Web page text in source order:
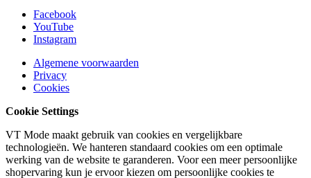
Facebook
YouTube
Instagram
Algemene voorwaarden
Privacy
Cookies
Cookie Settings
VT Mode maakt gebruik van cookies en vergelijkbare
technologieën. We hanteren standaard cookies om een optimale
werking van de website te garanderen. Voor een meer persoonlijke
shopervaring kun je ervoor kiezen om persoonlijke cookies te